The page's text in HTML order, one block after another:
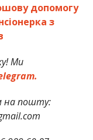
допомогу
з
Ми
на пошту: